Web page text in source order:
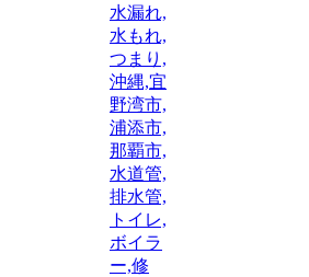
水漏れ,
水もれ,
つまり,
沖縄,宜
野湾市,
浦添市,
那覇市,
水道管,
排水管,
トイレ,
ボイラ
ー,修